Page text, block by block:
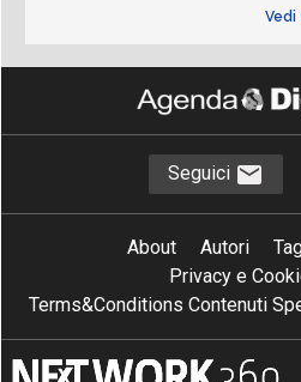
Seguici
About Autori
Privacy e
Terms&Conditions Contenuti